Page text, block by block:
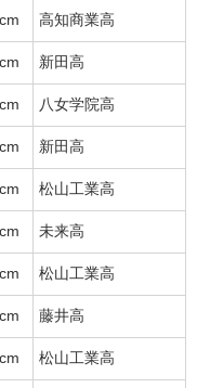
高知商業高
新田高
八女学院高
新田高
松山工業高
未来高
松山工業高
藤井高
松山工業高